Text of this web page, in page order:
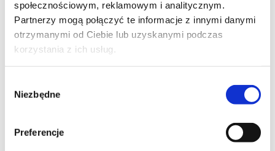
społecznościowym, reklamowym i analitycznym.
Partnerzy mogą połączyć te informacje z innymi danymi
otrzymanymi od Ciebie lub uzyskanymi podczas
korzystania z ich usług.
zgody
Niezbędne
Preferencje